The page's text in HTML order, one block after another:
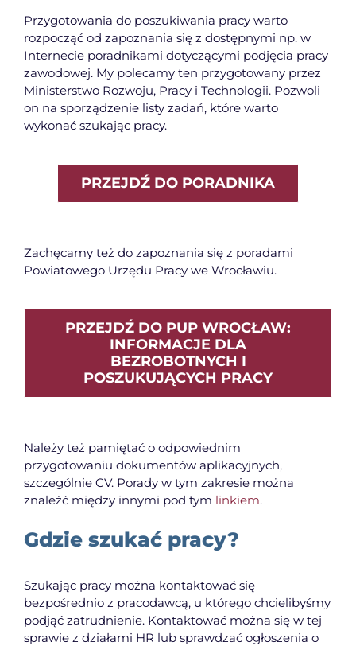
Przygotowania do poszukiwania pracy warto
rozpocząć od zapoznania się z dostępnymi np. w
Internecie poradnikami dotyczącymi podjęcia pracy
zawodowej. My polecamy ten przygotowany przez
Ministerstwo Rozwoju, Pracy i Technologii. Pozwoli
on na sporządzenie listy zadań, które warto
wykonać szukając pracy.
PRZEJDŹ DO PORADNIKA
Zachęcamy też do zapoznania się z poradami
Powiatowego Urzędu Pracy we Wrocławiu.
PRZEJDŹ DO PUP WROCŁAW:
INFORMACJE DLA
BEZROBOTNYCH I
POSZUKUJĄCYCH PRACY
Należy też pamiętać o odpowiednim
przygotowaniu dokumentów aplikacyjnych,
szczególnie CV. Porady w tym zakresie można
znaleźć między innymi pod tym linkiem.
Gdzie szukać pracy?
Szukając pracy można kontaktować się
bezpośrednio z pracodawcą, u którego chcielibyśmy
podjąć zatrudnienie. Kontaktować można się w tej
sprawie z działami HR lub sprawdzać ogłoszenia o